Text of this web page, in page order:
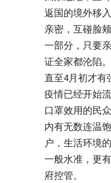
返国的境外移
亲密，互碰脸
一部分，只要
证全家都沦陷
直至4月初才有
疫情已经开始
口罩效用的民
内有无数连温
户，生活环境
一般水准，更
府控管。